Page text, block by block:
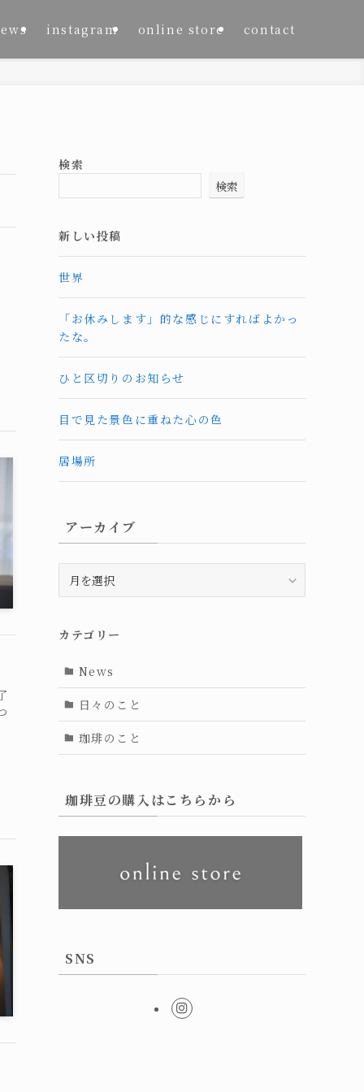
instagram online store contact
検索
検索
新しい投稿
世界
「お休みします」的な感じにすればよかっ
たな。
ひと区切りのお知らせ
目で見た景色に重ねた心の色
居場所
アーカイブ
ー
ブ
カテゴリー
News
日々のこと
珈琲のこと
珈琲豆の購入はこちらから
SNS